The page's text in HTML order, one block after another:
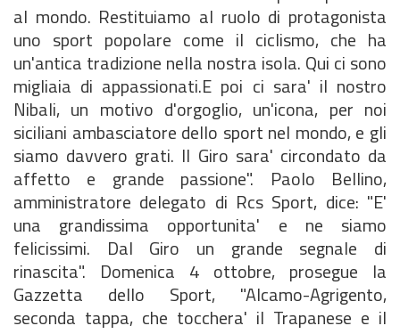
al mondo. Restituiamo al ruolo di protagonista
uno sport popolare come il ciclismo, che ha
un'antica tradizione nella nostra isola. Qui ci sono
migliaia di appassionati.E poi ci sara' il nostro
Nibali, un motivo d'orgoglio, un'icona, per noi
siciliani ambasciatore dello sport nel mondo, e gli
siamo davvero grati. Il Giro sara' circondato da
affetto e grande passione". Paolo Bellino,
amministratore delegato di Rcs Sport, dice: "E'
una grandissima opportunita' e ne siamo
felicissimi. Dal Giro un grande segnale di
rinascita". Domenica 4 ottobre, prosegue la
Gazzetta dello Sport, "Alcamo-Agrigento,
seconda tappa, che tocchera' il Trapanese e il